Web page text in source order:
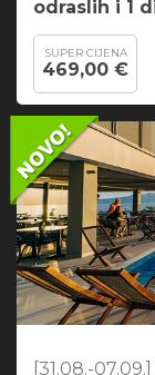
odraslih i 1
SUPER CIJENA
469,00 €
[31.08.-07.09.]